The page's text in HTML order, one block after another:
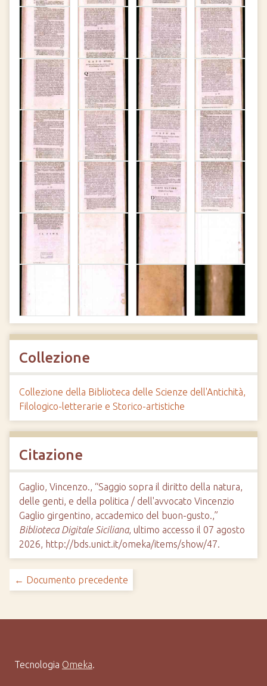
Collezione
Collezione della Biblioteca delle Scienze dell'Antichità,
Filologico-letterarie e Storico-artistiche
Citazione
Gaglio, Vincenzo., “Saggio sopra il diritto della natura,
delle genti, e della politica / dell'avvocato Vincenzio
Gaglio girgentino, accademico del buon-gusto.,”
Biblioteca Digitale Siciliana, ultimo accesso il 07 agosto
2026, http://bds.unict.it/omeka/items/show/47.
← Documento precedente
Tecnologia Omeka.